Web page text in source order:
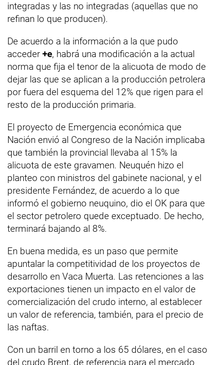
integradas y las no integradas (aquellas que no
refinan lo que producen).
De acuerdo a la información a la que pudo
acceder +e, habrá una modificación a la actual
norma que fija el tenor de la alicuota de modo de
dejar las que se aplican a la producción petrolera
por fuera del esquema del 12% que rigen para el
resto de la producción primaria.
El proyecto de Emergencia económica que
Nación envió al Congreso de la Nación implicaba
que también la provincial llevaba al 15% la
alicuota de este gravamen. Neuquén hizo el
planteo con ministros del gabinete nacional, y el
presidente Fernández, de acuerdo a lo que
informó el gobierno neuquino, dio el OK para que
el sector petrolero quede exceptuado. De hecho,
terminará bajando al 8%.
En buena medida, es un paso que permite
apuntalar la competitividad de los proyectos de
desarrollo en Vaca Muerta. Las retenciones a las
exportaciones tienen un impacto en el valor de
comercialización del crudo interno, al establecer
un valor de referencia, también, para el precio de
las naftas.
Con un barril en torno a los 65 dólares, en el caso
del crudo Brent, de referencia para el mercado